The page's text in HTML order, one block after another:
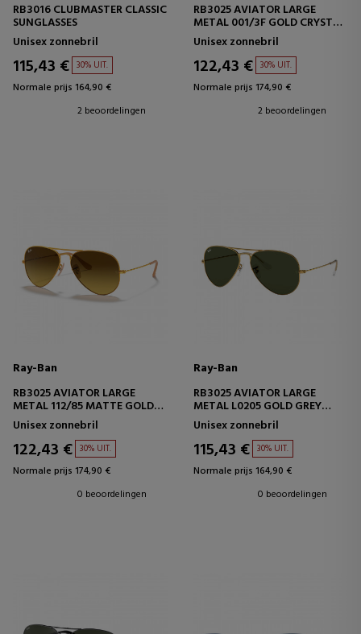
RB3016 CLUBMASTER CLASSIC
SUNGLASSES
Unisex zonnebril
115,43 € 30% UIT.
Normale prijs 164,90 €
2 beoordelingen
RB3025 AVIATOR LARGE
METAL 001/3F GOLD CRYSTAL
GRADIENT LIGHT BLUE
Unisex zonnebril
122,43 € 30% UIT.
Normale prijs 174,90 €
2 beoordelingen
Ray-Ban
RB3025 AVIATOR LARGE
METAL 112/85 MATTE GOLD
BROWN GRADIENT
Unisex zonnebril
122,43 € 30% UIT.
Normale prijs 174,90 €
0 beoordelingen
Ray-Ban
RB3025 AVIATOR LARGE
METAL L0205 GOLD GREY
GREEN
Unisex zonnebril
115,43 € 30% UIT.
Normale prijs 164,90 €
0 beoordelingen